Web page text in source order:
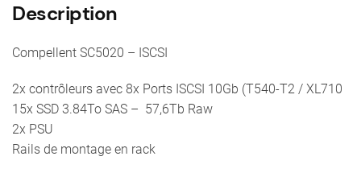
Description
Compellent SC5020 – ISCSI
2x contrôleurs avec 8x Ports ISCSI 10Gb (T540-T2 / XL710
15x SSD 3.84To SAS – 57,6Tb Raw
2x PSU
Rails de montage en rack